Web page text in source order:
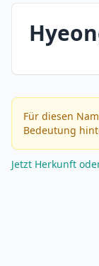
Für diesen
Bedeutung
Jetzt Herkunft